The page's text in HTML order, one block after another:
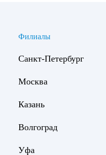
Филиалы
Санкт-Петербург
Москва
Казань
Волгоград
Уфа